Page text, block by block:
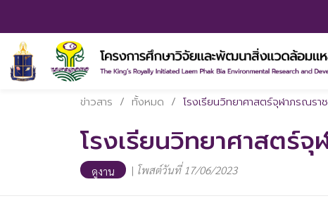
ข่าวสาร / ทั้งหมด / โรงเรียนวิทยาศาสตร์จุฬาภรณร
โรงเรียนวิทยาศาสตร์
ดูงาน | โพสต์วันที่ 17/06/2023